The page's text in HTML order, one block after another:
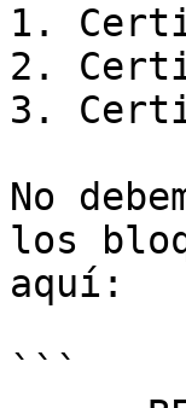
1.
2.
3.
No
los
aquí:
```